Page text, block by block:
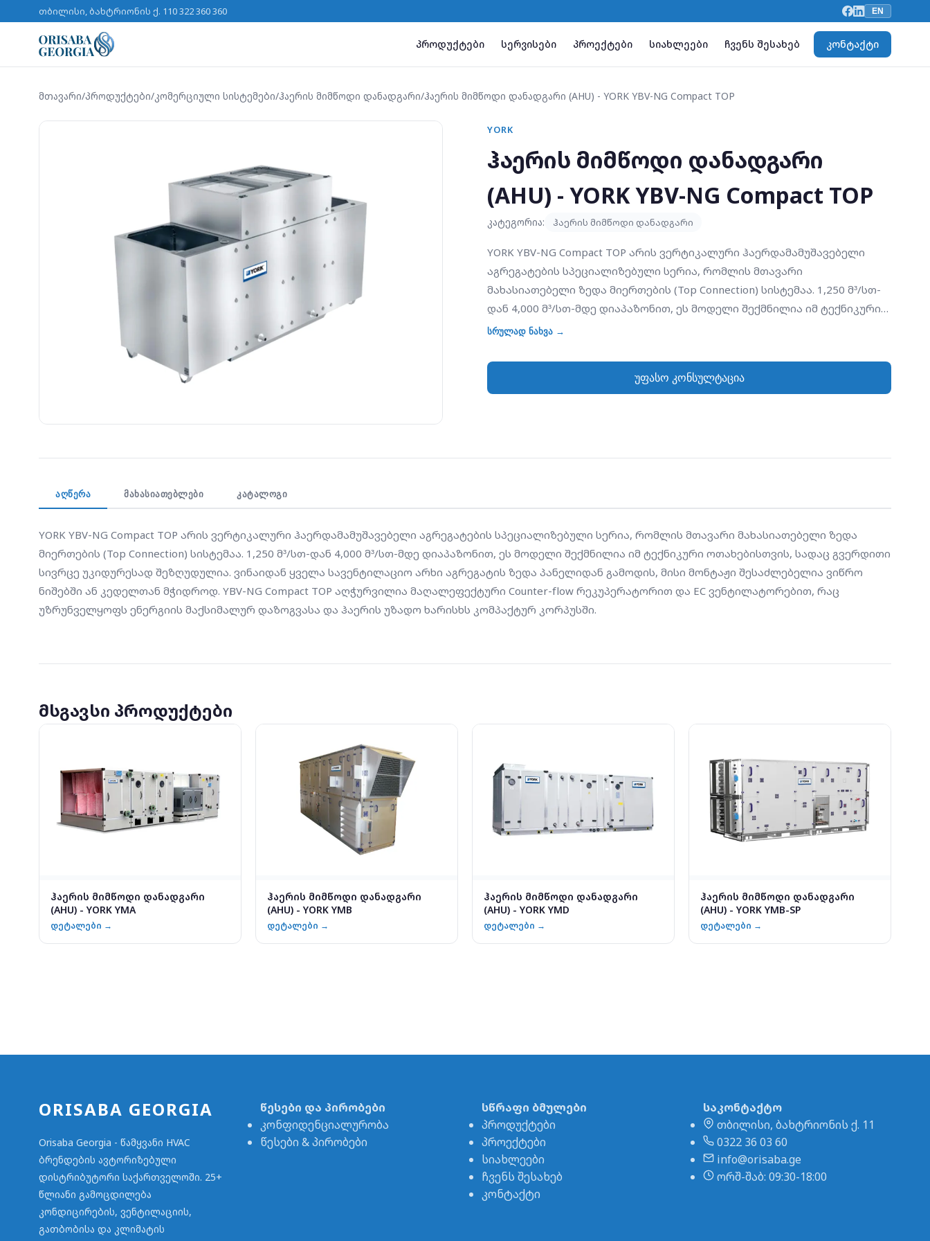
თბილისი, ბახტრიონის ქ. 110 322 360 360 EN
პროდუქტები სერვისები პროექტები სიახლეები ჩვენს შესახებ კონტაქტი
მთავარი/პროდუქტები/კომერციული სისტემები/ჰაერის მიმწოდი დანადგარი/ჰაერის მიმწოდი დანადგარი (AHU) - YORK YBV-NG Compact TOP
YORK
ჰაერის მიმწოდი დანადგარი
(AHU) - YORK YBV-NG Compact TOP
კატეგორია: ჰაერის მიმწოდი დანადგარი
YORK YBV-NG Compact TOP არის ვერტიკალური ჰაერდამამუშავებელი
აგრეგატების სპეციალიზებული სერია, რომლის მთავარი
მახასიათებელი ზედა მიერთების (Top Connection) სისტემაა. 1,250 მ³/სთ-
დან 4,000 მ³/სთ-მდე დიაპაზონით, ეს მოდელი შექმნილია იმ ტექნიკური
ოთახებისთვის, სადაც გვერდითი სივრცე უკიდურესად შეზღუდულია.
გამოდის, მისი მონტაჟი შესაძლებელია ვიწრო ნიშებში ან კედელთან
მჭიდროდ. YBV-NG Compact TOP აღჭურვილია მაღალეფექტური Counter-
სრულად ნახვა →
უფასო კონსულტაცია
ᲐᲦᲬᲔᲠᲐ ᲛᲐᲮᲐᲡᲘᲐᲗᲔᲑᲚᲔᲑᲘ ᲙᲐᲢᲐᲚᲝᲒᲘ
YORK YBV-NG Compact TOP არის ვერტიკალური ჰაერდამამუშავებელი აგრეგატების სპეციალიზებული სერია, რომლის მთავარი მახასიათებელი ზედა
მიერთების (Top Connection) სისტემაა. 1,250 მ³/სთ-დან 4,000 მ³/სთ-მდე დიაპაზონით, ეს მოდელი შექმნილია იმ ტექნიკური ოთახებისთვის, სადაც გვერდითი
სივრცე უკიდურესად შეზღუდულია. ვინაიდან ყველა სავენტილაციო არხი აგრეგატის ზედა პანელიდან გამოდის, მისი მონტაჟი შესაძლებელია ვიწრო
ნიშებში ან კედელთან მჭიდროდ. YBV-NG Compact TOP აღჭურვილია მაღალეფექტური Counter-flow რეკუპერატორით და EC ვენტილატორებით, რაც
უზრუნველყოფს ენერგიის მაქსიმალურ დაზოგვასა და ჰაერის უზადო ხარისხს კომპაქტურ კორპუსში.
მსგავსი პროდუქტები
ჰაერის მიმწოდი დანადგარი
(AHU) - YORK YMA
დეტალები →
ჰაერის მიმწოდი დანადგარი
(AHU) - YORK YMB
დეტალები →
ჰაერის მიმწოდი დანადგარი
(AHU) - YORK YMD
დეტალები →
ჰაერის მიმწოდი დანადგარი
(AHU) - YORK YMB-SP
დეტალები →
ORISABA GEORGIA
Orisaba Georgia - წამყვანი HVAC
ბრენდების ავტორიზებული
დისტრიბუტორი საქართველოში. 25+
წლიანი გამოცდილება
კონდიცირების, ვენტილაციის,
გათბობისა და კლიმატის
წესები და პირობები
კონფიდენციალურობა
წესები & პირობები
სწრაფი ბმულები
პროდუქტები
პროექტები
სიახლეები
ჩვენს შესახებ
კონტაქტი
საკონტაქტო
თბილისი, ბახტრიონის ქ. 11
0322 36 03 60
info@orisaba.ge
ორშ-შაბ: 09:30-18:00